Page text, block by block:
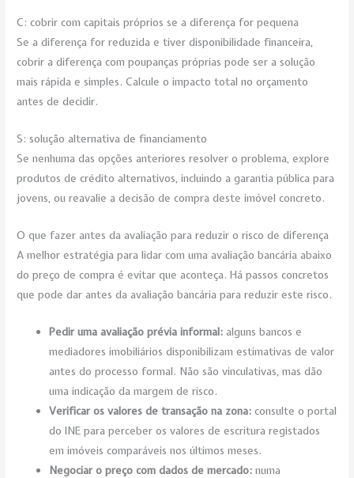
C: cobrir com capitais próprios se a diferença for pequena
Se a diferença for reduzida e tiver disponibilidade financeira,
cobrir a diferença com poupanças próprias pode ser a solução
mais rápida e simples. Calcule o impacto total no orçamento
antes de decidir.
S: solução alternativa de financiamento
Se nenhuma das opções anteriores resolver o problema, explore
produtos de crédito alternativos, incluindo a garantia pública para
jovens, ou reavalie a decisão de compra deste imóvel concreto.
O que fazer antes da avaliação para reduzir o risco de diferença
A melhor estratégia para lidar com uma avaliação bancária abaixo
do preço de compra é evitar que aconteça. Há passos concretos
que pode dar antes da avaliação bancária para reduzir este risco.
Pedir uma avaliação prévia informal: alguns bancos e
mediadores imobiliários disponibilizam estimativas de valor
antes do processo formal. Não são vinculativas, mas dão
uma indicação da margem de risco.
Verificar os valores de transação na zona: consulte o portal
do INE para perceber os valores de escritura registados
em imóveis comparáveis nos últimos meses.
Negociar o preço com dados de mercado: numa